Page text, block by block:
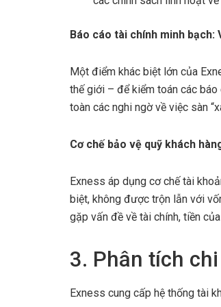
Báo cáo tài chính minh
Một điểm khác biệt lớn của
thế giới – để kiểm toán các
toàn các nghi ngờ về việc sàn
Cơ chế bảo vệ quỹ khách
Exness áp dụng cơ chế tài
biệt, không được trộn lẫn với
gặp vấn đề về tài chính, tiền
3. Phân tích
Exness cung cấp hệ thống tài